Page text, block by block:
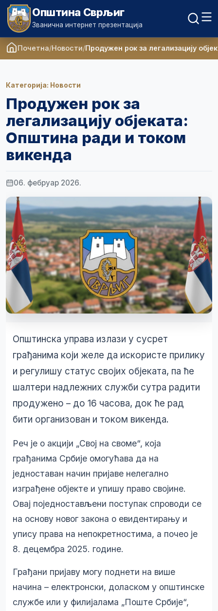
Општина Сврљиг
Званична интернет презентација
Почетна Новости Продужен рок за легализацију
Категорија: Новости
Продужен рок за
легализацију објеката:
Општина ради и током
викенда
06. фебруар 2026.
Општинска управа излази у сусрет
грађанима који желе да искористе прилику
и регулишу статус својих објеката, па ће
шалтери надлежних служби сутра радити
продужено – до 16 часова, док ће рад
бити организован и током викенда.
Реч је о акцији „Свој на своме“, која
грађанима Србије омогућава да на
једноставан начин пријаве нелегално
изграђене објекте и упишу право својине.
Овај поједностављени поступак спроводи се
на основу новог закона о евидентирању и
упису права на непокретностима, а почео је
8. децембра 2025. године.
Грађани пријаву могу поднети на више
начина – електронски, доласком у општинске
службе или у филијалама „Поште Србије“,